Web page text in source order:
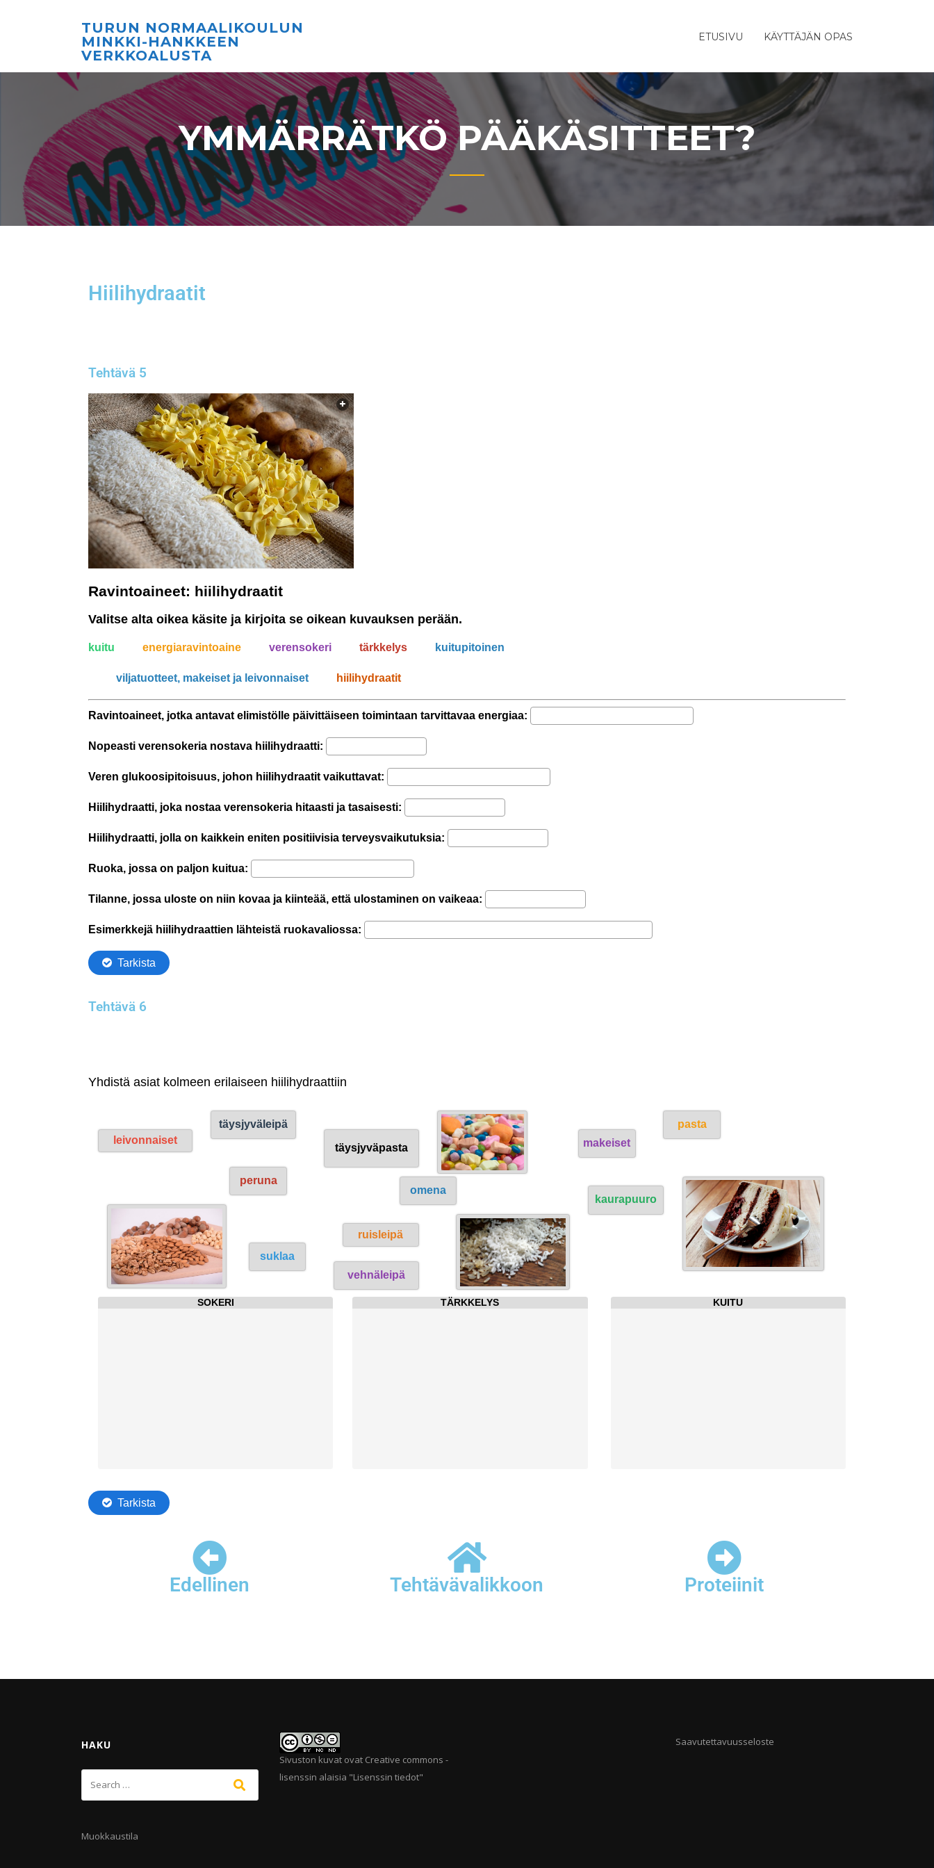
TURUN NORMAALIKOULUN
MINKKI-HANKKEEN
VERKKOALUSTA
ETUSIVU KÄYTTÄJÄN OPAS
YMMÄRRÄTKÖ PÄÄKÄSITTEET?
Hiilihydraatit
Tehtävä 5
Tehtävä 6
Edellinen Tehtävävalikkoon Proteiinit
HAKU
Muokkaustila
Sivuston kuvat ovat Creative commons -
lisenssin alaisia "Lisenssin tiedot"
Saavutettavuusseloste